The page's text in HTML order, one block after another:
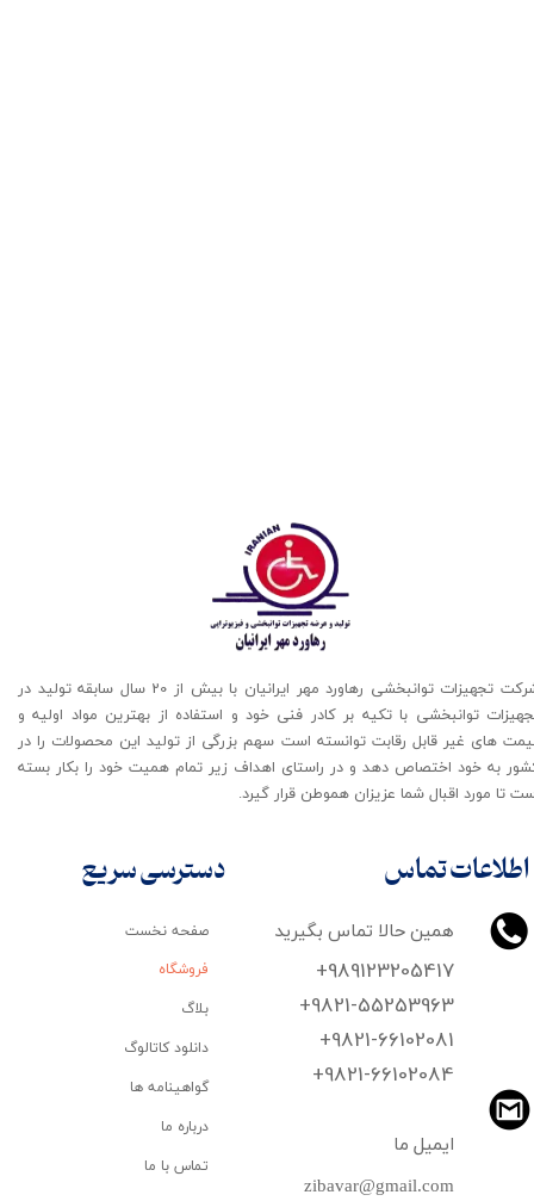
اطلاعات تماس
همین حالا تماس بگیرید
+989123205417
+9821-55253963
+9821-66102081
​​​​​​​+9821-66102084
zibavar@gmail.com
ایمیل ما
شرکت تجهیزات توانبخشی رهاورد مهر ایرانیان با بیش از 20 سال سابقه تولید در
توانبخشی با تکیه بر کادر فنی خود و استفاده از بهترین مواد اولیه و
های غیر قابل رقابت توانسته است سهم بزرگی از تولید این محصولات را در
به خود اختصاص دهد و در راستای اهداف زیر تمام همیت خود را بکار بسته
تا مورد اقبال شما عزیزان هموطن قرار گیرد​​​​​​​.
صفحه نخست
فروشگاه
بلاگ
دانلود کاتالوگ
گواهینامه ها
درباره ما
تماس با ما
دسترسی سریع